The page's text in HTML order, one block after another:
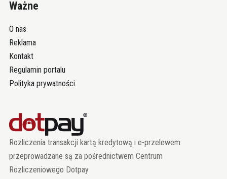
Ważne
O nas
Reklama
Kontakt
Regulamin portalu
Polityka prywatności
Rozliczenia transakcji kartą kredytową i e-przelewem
przeprowadzane są za pośrednictwem Centrum
Rozliczeniowego Dotpay